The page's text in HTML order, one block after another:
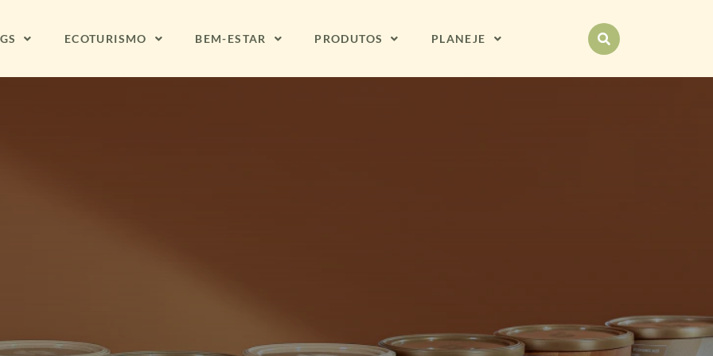
ECOTURISMO BEM-ESTAR PRODUTOS PLANEJE